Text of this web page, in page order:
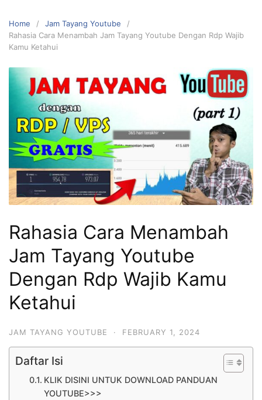
Home
Jam Tayang Youtube
Rahasia Cara Menambah Jam Tayang Youtube Dengan Rdp Wajib
Kamu Ketahui
Rahasia Cara Menambah
Jam Tayang Youtube
Dengan Rdp Wajib Kamu
Ketahui
JAM TAYANG YOUTUBE · FEBRUARY 1, 2024
Daftar Isi
KLIK DISINI UNTUK DOWNLOAD PANDUAN
YOUTUBE>>>